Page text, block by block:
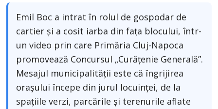
Emil Boc a intrat în rolul de gospodar de
cartier și a cosit iarba din fața blocului, într-
un video prin care Primăria Cluj-Napoca
promovează Concursul „Curățenie Generală”.
Mesajul municipalității este că îngrijirea
orașului începe din jurul locuinței, de la
spațiile verzi, parcările și terenurile aflate